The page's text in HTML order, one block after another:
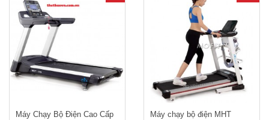
Máy Chạy Bộ Điện Cao Cấp
Máy chạy bộ điện MHT